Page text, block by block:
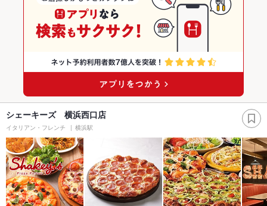
シェーキーズ 横浜西口店
イタリアン・フレンチ 横浜駅